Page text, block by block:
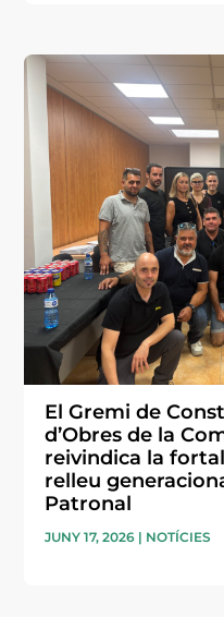
El Gremi de
d’Obres de la
reivindica la
relleu
Patronal
JUNY 17, 2026 | NOTÍCIES